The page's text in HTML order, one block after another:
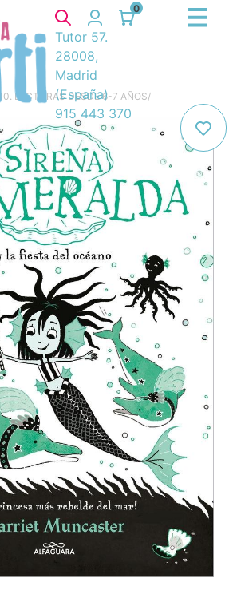
0
Tutor 57.
28008,
Madrid
(España)
915 443 370
10. LECTURAS DESDE 6-7 AÑOS/